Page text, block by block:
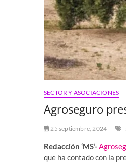
SECTOR Y ASOCIACIONES
Agroseguro
25 septiembre, 2024
Redacción ‘MS’-
que ha contado con la